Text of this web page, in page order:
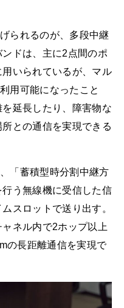
られるのが、多段中継
ドは、主に2点間のポ
いられているが、マル
用可能になったこと
延長したり、障害物な
との通信を実現できる
「蓄積型時分割中継方
う無線機に受信した信
スロットで送り出す。
ネル内で2ホップ以上
の長距離通信を実現で